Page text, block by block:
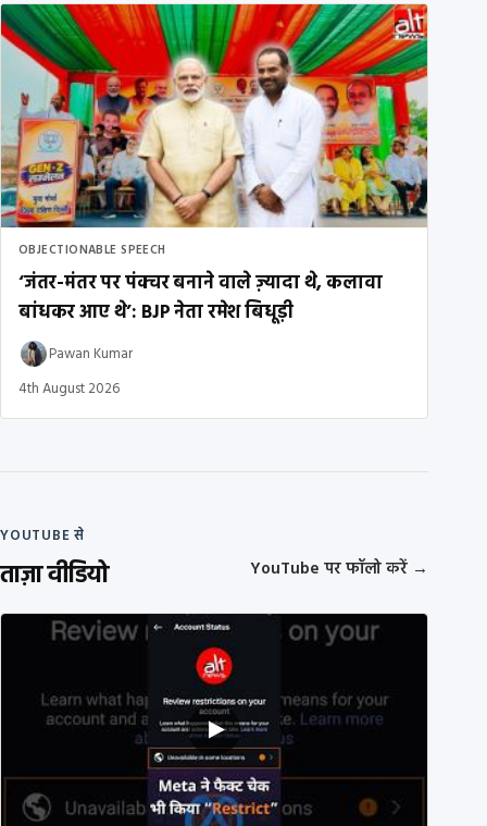
OBJECTIONABLE SPEECH
‘जंतर-मंतर पर पंक्चर बनाने वाले ज़्यादा थे, कलावा
बांधकर आए थे’: BJP नेता रमेश बिधूड़ी
Pawan Kumar
4th August 2026
YOUTUBE से
ताज़ा वीडियो YouTube पर फॉलो करें →